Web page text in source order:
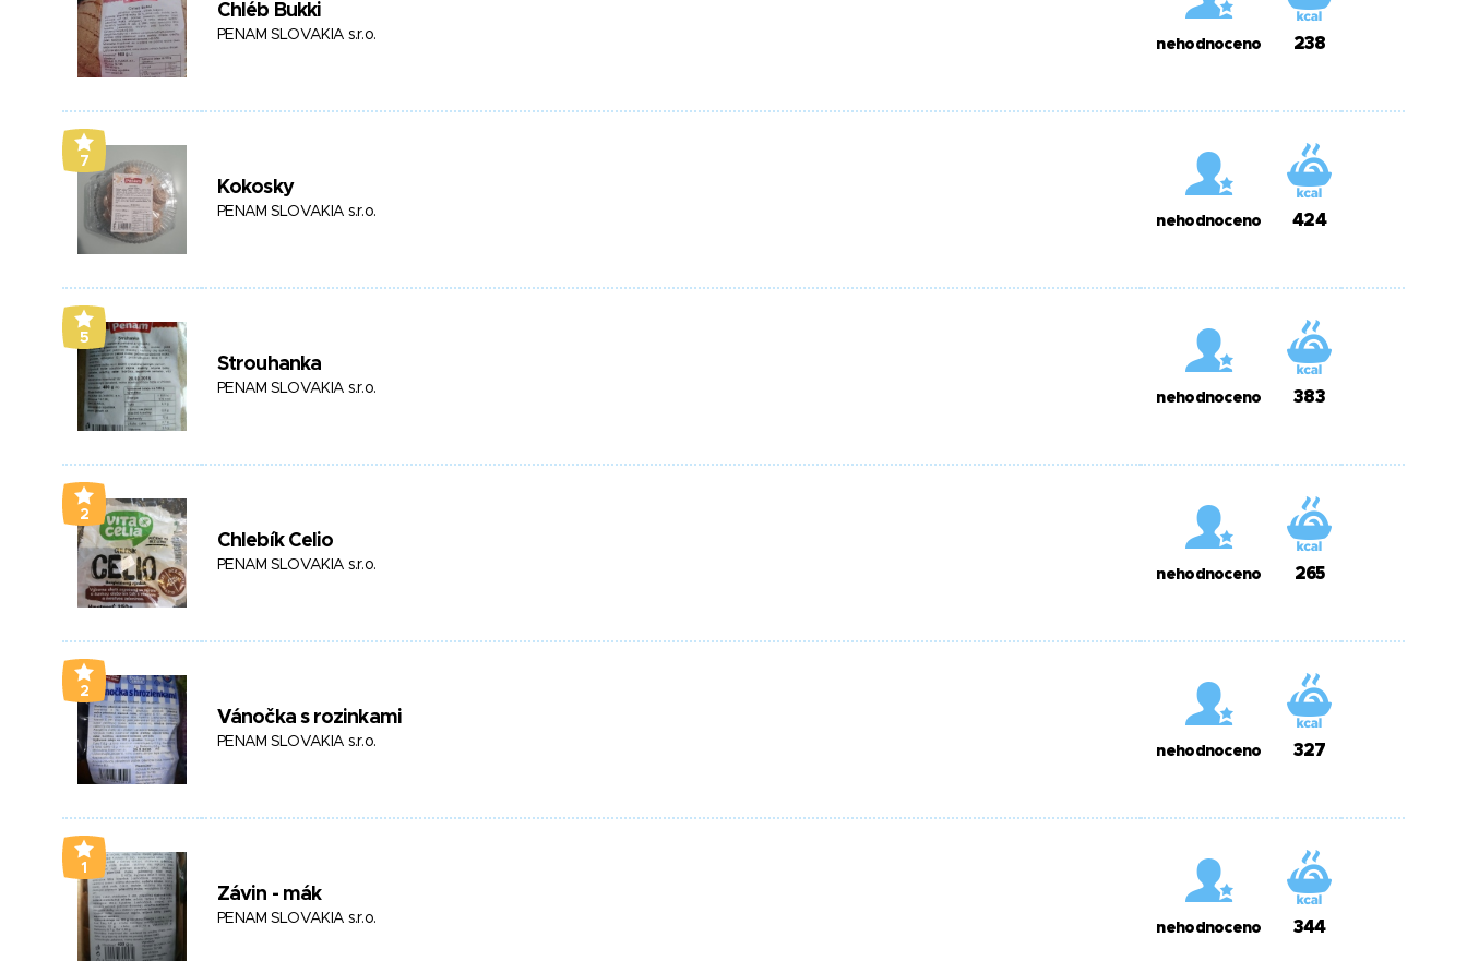
Chléb Bukki
PENAM SLOVAKIA s.r.o.
nehodnoceno 238
7
Kokosky
PENAM SLOVAKIA s.r.o.
nehodnoceno 424
5
Strouhanka
PENAM SLOVAKIA s.r.o.
nehodnoceno 383
2
Chlebík Celio
PENAM SLOVAKIA s.r.o.
nehodnoceno 265
2
Vánočka s rozinkami
PENAM SLOVAKIA s.r.o.
nehodnoceno 327
1
Závin - mák
PENAM SLOVAKIA s.r.o.
nehodnoceno 344